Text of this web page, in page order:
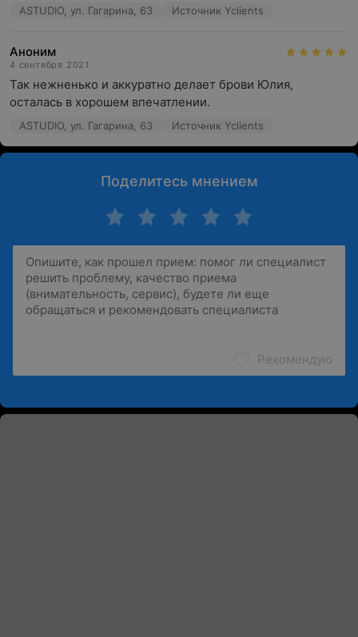
ASTUDIO, ул. Гагарина, 63 Источник Yclients
Аноним
4 сентября 2021
Так нежненько и аккуратно делает брови Юлия,
осталась в хорошем впечатлении.
ASTUDIO, ул. Гагарина, 63 Источник Yclients
Поделитесь мнением
Рекомендую